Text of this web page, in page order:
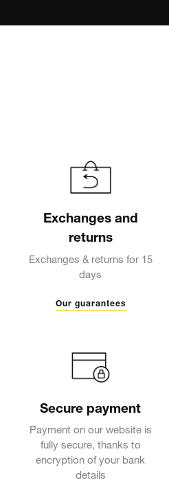
Exchanges and
returns
Exchanges & returns for 15
days
Our guarantees
Secure payment
Payment on our website is
fully secure, thanks to
encryption of your bank
details